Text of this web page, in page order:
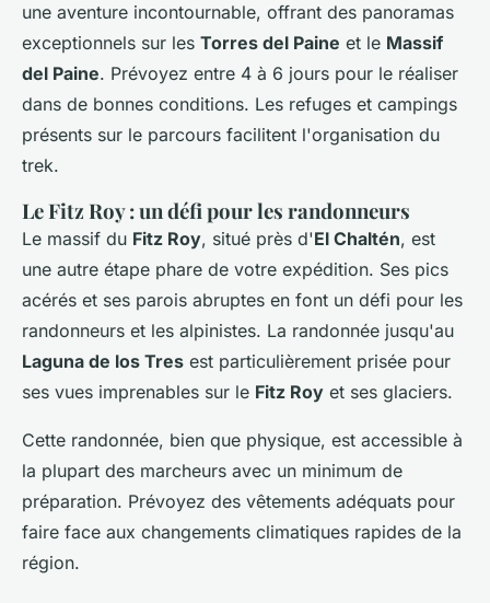
une aventure incontournable, offrant des panoramas
exceptionnels sur les Torres del Paine et le Massif
del Paine. Prévoyez entre 4 à 6 jours pour le réaliser
dans de bonnes conditions. Les refuges et campings
présents sur le parcours facilitent l'organisation du
trek.
Le Fitz Roy : un défi pour les randonneurs
Le massif du Fitz Roy, situé près d'El Chaltén, est
une autre étape phare de votre expédition. Ses pics
acérés et ses parois abruptes en font un défi pour les
randonneurs et les alpinistes. La randonnée jusqu'au
Laguna de los Tres est particulièrement prisée pour
ses vues imprenables sur le Fitz Roy et ses glaciers.
Cette randonnée, bien que physique, est accessible à
la plupart des marcheurs avec un minimum de
préparation. Prévoyez des vêtements adéquats pour
faire face aux changements climatiques rapides de la
région.